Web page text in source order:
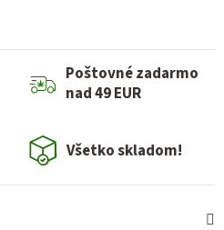
Poštovné zadarmo
nad 49 EUR
Všetko skladom!